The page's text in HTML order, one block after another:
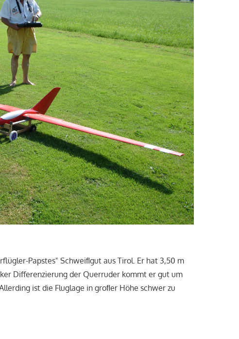
Papstes" Schweiﬂgut aus Tirol. Er hat 3,50 m
Differenzierung der Querruder kommt er gut um
ist die Fluglage in groﬂer Höhe schwer zu